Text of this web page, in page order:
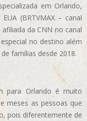
em Orlando,
(BRTVMAX – canal
da CNN no canal
no destino além
famílias desde 2018.
para Orlando é muito
meses as pessoas que
pois diferentemente de